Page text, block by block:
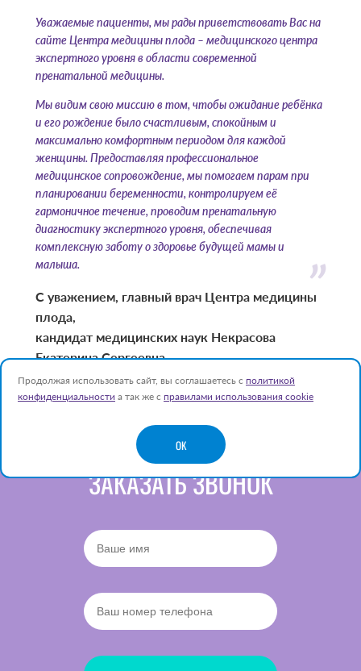
Уважаемые пациенты, мы рады приветствовать Вас на
сайте Центра медицины плода – медицинского центра
экспертного уровня в области современной
пренатальной медицины.
Мы видим свою миссию в том, чтобы ожидание ребёнка
и его рождение было счастливым, спокойным и
максимально комфортным периодом для каждой
женщины. Предоставляя профессиональное
медицинское сопровождение, мы помогаем парам при
планировании беременности, контролируем её
гармоничное течение, проводим пренатальную
диагностику экспертного уровня, обеспечивая
комплексную заботу о здоровье будущей мамы и
малыша.
С уважением, главный врач Центра медицины
плода,
кандидат медицинских наук Некрасова
Екатерина Сергеевна
ЗАКАЗАТЬ ЗВОНОК
Продолжая использовать сайт, вы соглашаетесь с политикой
конфиденциальности а так же с правилами использования cookie
OK